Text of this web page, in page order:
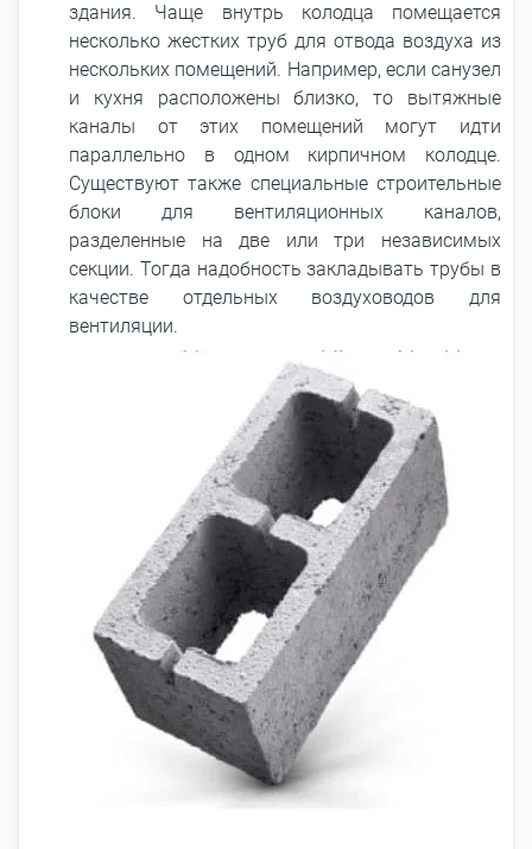
здания. Чаще внутрь колодца помещается
несколько жестких труб для отвода воздуха из
нескольких помещений. Например, если санузел
и кухня расположены близко, то вытяжные
каналы от этих помещений могут идти
параллельно в одном кирпичном колодце.
Существуют также специальные строительные
блоки для вентиляционных каналов,
разделенные на две или три независимых
секции. Тогда надобность закладывать трубы в
качестве отдельных воздуховодов для
вентиляции.